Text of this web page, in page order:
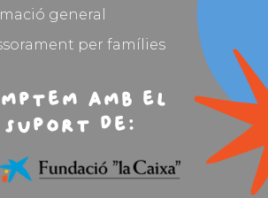
general
per famílies
amb el
suport de: